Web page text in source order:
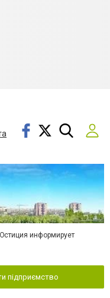
Юстиция информирует
підприємство